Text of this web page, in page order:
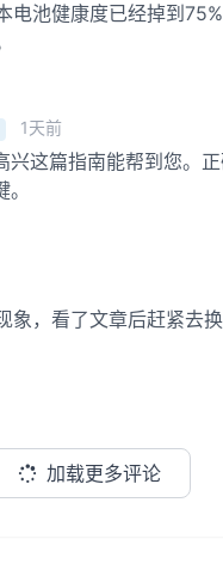
电池健康度已经掉到
1天前
兴这篇指南能帮到您。
象，看了文章后赶紧去
加载更多评论